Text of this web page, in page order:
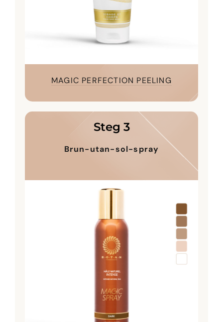
MAGIC PERFECTION PEELING
Steg 3
Brun-utan-sol-spray